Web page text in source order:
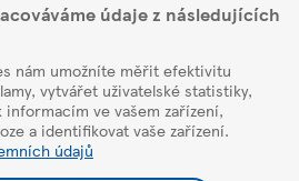
údaje z následujících
nám umožníte měřit efektivitu
vytvářet uživatelské statistiky,
ve vašem zařízení,
a identifikovat vaše zařízení.
údajů